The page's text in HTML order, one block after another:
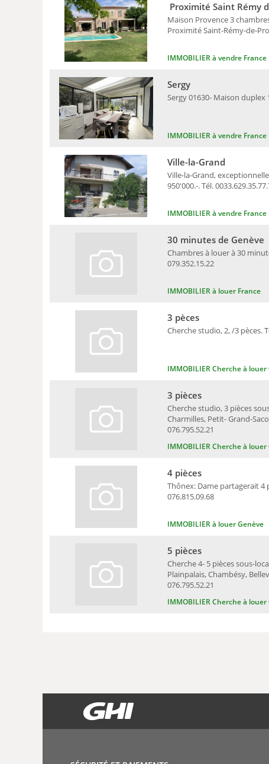
IMMOBILIER à vendre France
Maison Provence 3
Proximité Saint-Rémy-de-
Proximité Saint Rémy
IMMOBILIER à vendre France
Sergy 01630- Maison duplex
Sergy
IMMOBILIER à vendre France
Ville-la-Grand,
950'000.-. Tél.
Ville-la-Grand
IMMOBILIER à louer France
Chambres à louer à 30
079.352.15.22
30 minutes de Genève
IMMOBILIER Cherche à louer
Cherche studio, 2, /3 pèces.
3 pèces
IMMOBILIER Cherche à louer
Cherche studio, 3 pièces
Charmilles, Petit- Grand-
076.795.52.21
3 pièces
IMMOBILIER à louer Genève
Thônex: Dame partagerait 4
076.815.09.68
4 pièces
IMMOBILIER Cherche à louer
Cherche 4- 5 pièces sous-
Plainpalais, Chambésy,
076.795.52.21
5 pièces